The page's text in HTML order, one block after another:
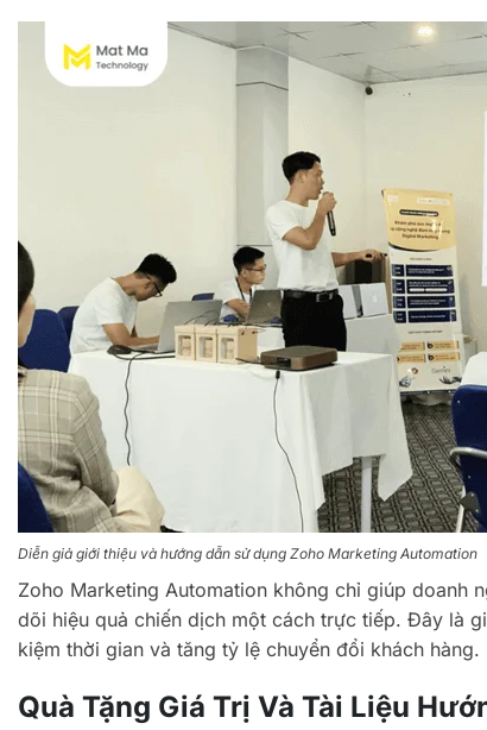
Diễn giả giới thiệu và hướng dẫn sử dụng Zoho Marketing Automation
Zoho Marketing Automation không chỉ giúp doanh
dõi hiệu quả chiến dịch một cách trực tiếp. Đây là
kiệm thời gian và tăng tỷ lệ chuyển đổi khách hàng.
Quà Tặng Giá Trị Và Tài Liệu